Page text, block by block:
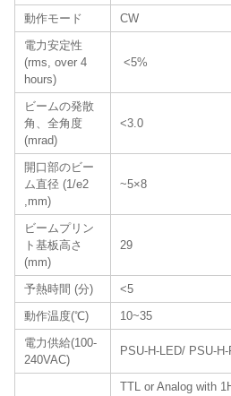
動作モード
CW
電力安定性
(rms, over 4
hours)
<5%
ビームの発散
角、全角度
(mrad)
<3.0
開口部のビー
ム直径 (1/e2
,mm)
~5×8
ビームプリン
ト基板高さ
(mm)
29
予熱時間 (分)
<5
動作温度(℃)
10~35
電力供給(100-
240VAC)
PSU-H-LED/ PSU-H-
TTL or Analog with